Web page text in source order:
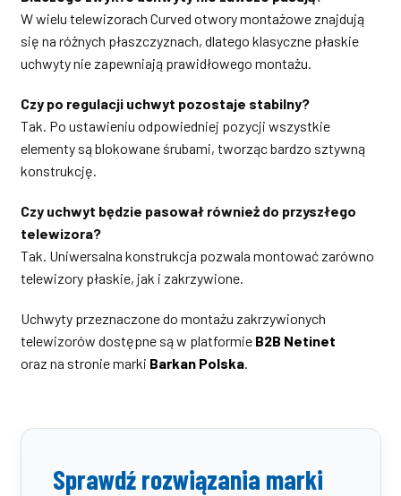
W wielu telewizorach Curved otwory montażowe znajdują
się na różnych płaszczyznach, dlatego klasyczne płaskie
uchwyty nie zapewniają prawidłowego montażu.
Czy po regulacji uchwyt pozostaje stabilny?
Tak. Po ustawieniu odpowiedniej pozycji wszystkie
elementy są blokowane śrubami, tworząc bardzo sztywną
konstrukcję.
Czy uchwyt będzie pasował również do przyszłego
telewizora?
Tak. Uniwersalna konstrukcja pozwala montować zarówno
telewizory płaskie, jak i zakrzywione.
Uchwyty przeznaczone do montażu zakrzywionych
telewizorów dostępne są w platformie B2B Netinet
oraz na stronie marki Barkan Polska.
Sprawdź rozwiązania marki